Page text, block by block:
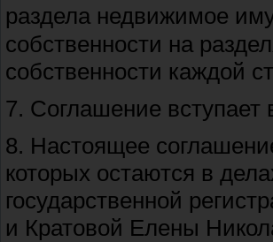
раздела недвижимое
собственности на
собственности каждой
7. Соглашение вступает
8. Настоящее
которых остаются в
государственной
и Кратовой Елены